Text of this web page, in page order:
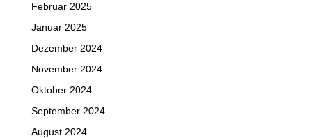
Februar 2025
Januar 2025
Dezember 2024
November 2024
Oktober 2024
September 2024
August 2024